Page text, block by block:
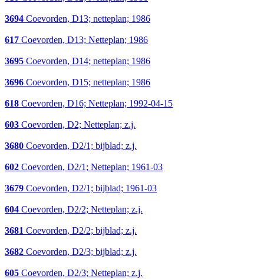
3694 Coevorden, D13; netteplan; 1986
617 Coevorden, D13; Netteplan; 1986
3695 Coevorden, D14; netteplan; 1986
3696 Coevorden, D15; netteplan; 1986
618 Coevorden, D16; Netteplan; 1992-04-15
603 Coevorden, D2; Netteplan; z.j.
3680 Coevorden, D2/1; bijblad; z.j.
602 Coevorden, D2/1; Netteplan; 1961-03
3679 Coevorden, D2/1; bijblad; 1961-03
604 Coevorden, D2/2; Netteplan; z.j.
3681 Coevorden, D2/2; bijblad; z.j.
3682 Coevorden, D2/3; bijblad; z.j.
605 Coevorden, D2/3; Netteplan; z.j.